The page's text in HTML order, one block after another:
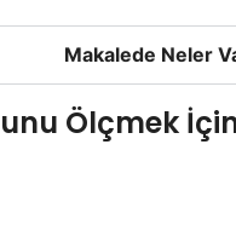
Makalede Neler
Ölçmek İçin